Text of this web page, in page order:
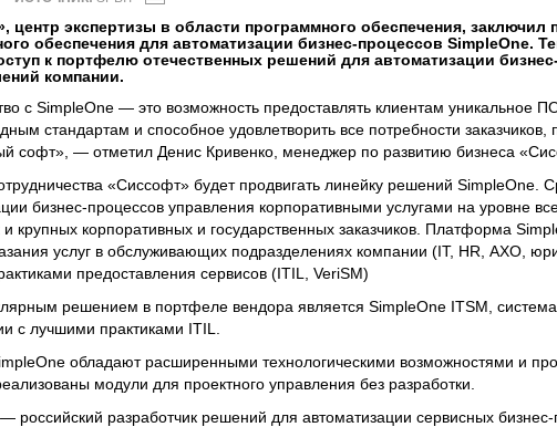
центр экспертизы в области программного обеспечения, заключил
обеспечения для автоматизации бизнес-процессов SimpleOne.
к портфелю отечественных решений для автоматизации
компании.
с SimpleOne — это возможность предоставлять клиентам уникальное
стандартам и способное удовлетворить все потребности заказчиков,
софт», — отметил Денис Кривенко, менеджер по развитию бизнеса
«Сиссофт» будет продвигать линейку решений
бизнес-процессов управления корпоративными услугами на уровне
крупных корпоративных и государственных заказчиков. Платформа
услуг в обслуживающих подразделениях компании (IT, HR, АХО,
предоставления сервисов (ITIL, VeriSM)
решением в портфеле вендора является SimpleOne ITSM,
с лучшими практиками ITIL.
обладают расширенными технологическими возможностями и
модули для проектного управления без разработки.
российский разработчик решений для автоматизации сервисных